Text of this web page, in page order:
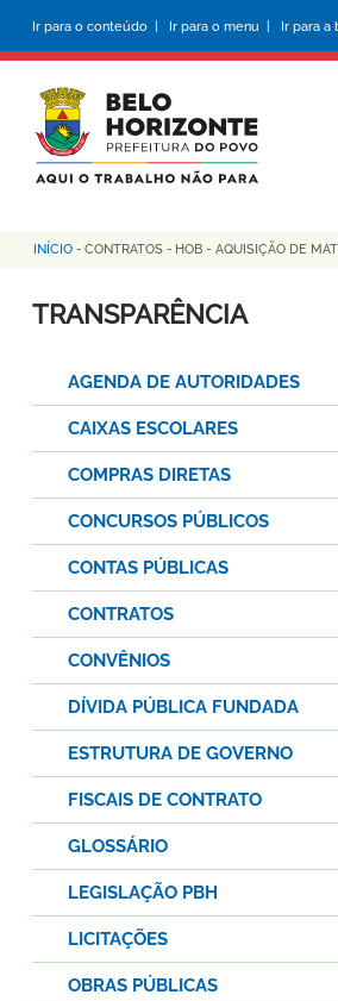
conteúdo
principal
Ir para o conteúdo | Ir para o menu | Ir para a
Trilha
de
INÍCIO - CONTRATOS - HOB - AQUISIÇÃO DE
TRANSPARÊNCIA
AGENDA DE AUTORIDADES
CAIXAS ESCOLARES
COMPRAS DIRETAS
CONCURSOS PÚBLICOS
CONTAS PÚBLICAS
CONTRATOS
CONVÊNIOS
DÍVIDA PÚBLICA FUNDADA
ESTRUTURA DE GOVERNO
FISCAIS DE CONTRATO
GLOSSÁRIO
LEGISLAÇÃO PBH
LICITAÇÕES
OBRAS PÚBLICAS